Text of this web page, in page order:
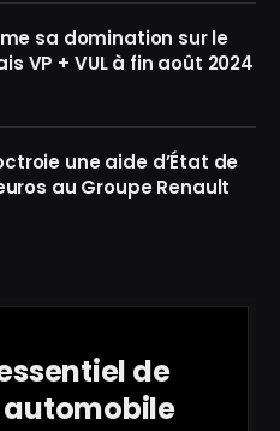
sa domination sur le
VP + VUL à fin août 2024
une aide d’État de
au Groupe Renault
de